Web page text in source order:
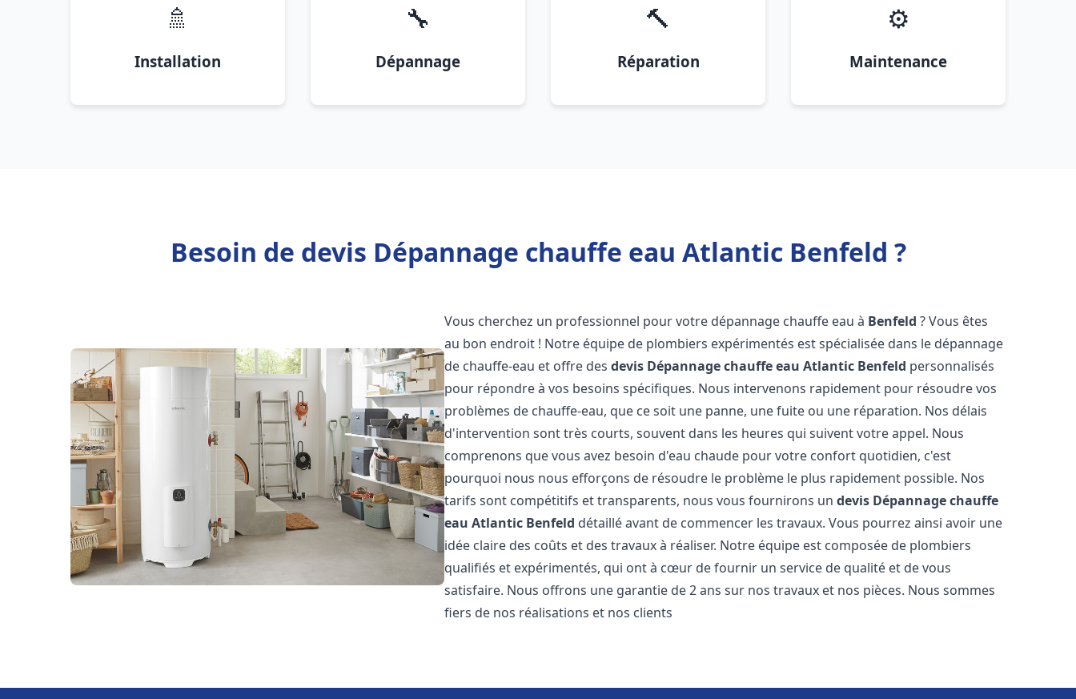
🚿
Installation
🔧
Dépannage
🔨
Réparation
⚙️
Maintenance
Besoin de devis Dépannage chauffe eau Atlantic Benfeld ?
Vous cherchez un professionnel pour votre dépannage chauffe eau à Benfeld ? Vous êtes
au bon endroit ! Notre équipe de plombiers expérimentés est spécialisée dans le dépannage
de chauffe-eau et offre desdevis Dépannage chauffe eau Atlantic Benfeld personnalisés
pour répondre à vos besoins spécifiques. Nous intervenons rapidement pour résoudre vos
problèmes de chauffe-eau, que ce soit une panne, une fuite ou une réparation. Nos délais
d'intervention sont très courts, souvent dans les heures qui suivent votre appel. Nous
comprenons que vous avez besoin d'eau chaude pour votre confort quotidien, c'est
pourquoi nous nous efforçons de résoudre le problème le plus rapidement possible. Nos
tarifs sont compétitifs et transparents, nous vous fournirons undevis Dépannage chauffe
eau Atlantic Benfeld détaillé avant de commencer les travaux. Vous pourrez ainsi avoir une
idée claire des coûts et des travaux à réaliser. Notre équipe est composée de plombiers
qualifiés et expérimentés, qui ont à cœur de fournir un service de qualité et de vous
satisfaire. Nous offrons une garantie de 2 ans sur nos travaux et nos pièces. Nous sommes
fiers de nos réalisations et nos clients